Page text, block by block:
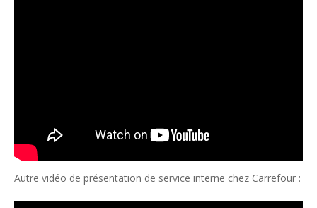
Autre vidéo de présentation de service interne chez Carrefour :